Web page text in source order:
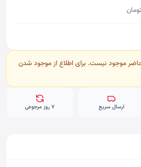
تومان
موجود نیست. برای اطلاع از موجود شدن
ارسال سریع ۷ روز مرجوعی